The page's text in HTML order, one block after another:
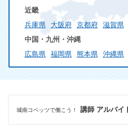
近畿
兵庫県
大阪府 京都府 滋賀県
中国・九州・沖縄
広島県
福岡県 熊本県 沖縄県
城南コベッツで働こう！ 講師 アルバイ